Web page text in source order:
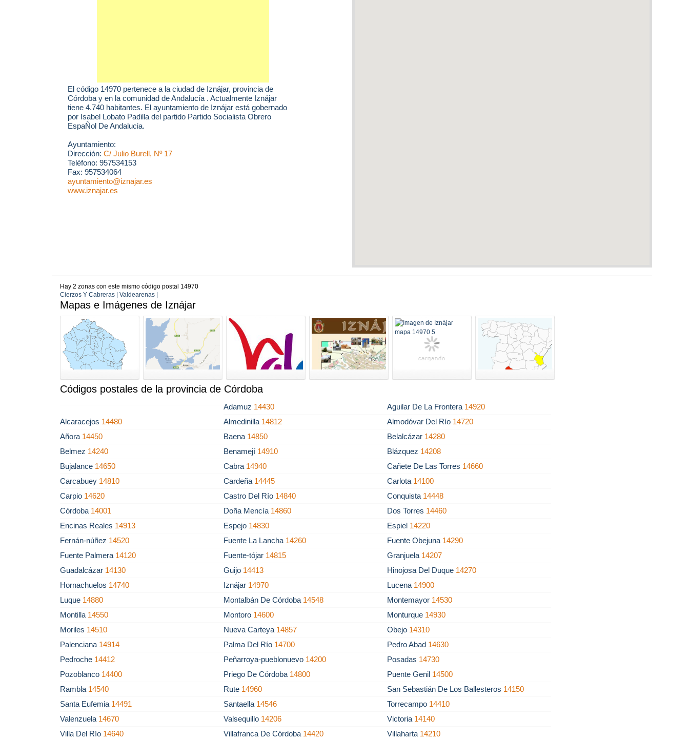
El código 14970 pertenece a la ciudad de Iznájar, provincia de
Córdoba y en la comunidad de Andalucía . Actualmente Iznájar
tiene 4.740 habitantes. El ayuntamiento de Iznájar está gobernado
por Isabel Lobato Padilla del partido Partido Socialista Obrero
EspaÑol De Andalucia.
Ayuntamiento:
Dirección: C/ Julio Burell, Nº 17
Teléfono: 957534153
Fax: 957534064
ayuntamiento@iznajar.es
www.iznajar.es
Hay 2 zonas con este mismo código postal 14970
Cierzos Y Cabreras | Valdearenas |
Mapas e Imágenes de Iznájar
Códigos postales de la provincia de Córdoba
Adamuz 14430 Aguilar De La Frontera 14920
Alcaracejos 14480 Almedinilla 14812 Almodóvar Del Río 14720
Añora 14450 Baena 14850 Belalcázar 14280
Belmez 14240 Benamejí 14910 Blázquez 14208
Bujalance 14650 Cabra 14940 Cañete De Las Torres 14660
Carcabuey 14810 Cardeña 14445 Carlota 14100
Carpio 14620 Castro Del Río 14840 Conquista 14448
Córdoba 14001 Doña Mencía 14860 Dos Torres 14460
Encinas Reales 14913 Espejo 14830 Espiel 14220
Fernán-núñez 14520 Fuente La Lancha 14260 Fuente Obejuna 14290
Fuente Palmera 14120 Fuente-tójar 14815 Granjuela 14207
Guadalcázar 14130 Guijo 14413 Hinojosa Del Duque 14270
Hornachuelos 14740 Iznájar 14970 Lucena 14900
Luque 14880 Montalbán De Córdoba 14548 Montemayor 14530
Montilla 14550 Montoro 14600 Monturque 14930
Moriles 14510 Nueva Carteya 14857 Obejo 14310
Palenciana 14914 Palma Del Río 14700 Pedro Abad 14630
Pedroche 14412 Peñarroya-pueblonuevo 14200 Posadas 14730
Pozoblanco 14400 Priego De Córdoba 14800 Puente Genil 14500
Rambla 14540 Rute 14960 San Sebastián De Los Ballesteros 14150
Santa Eufemia 14491 Santaella 14546 Torrecampo 14410
Valenzuela 14670 Valsequillo 14206 Victoria 14140
Villa Del Río 14640 Villafranca De Córdoba 14420 Villaharta 14210